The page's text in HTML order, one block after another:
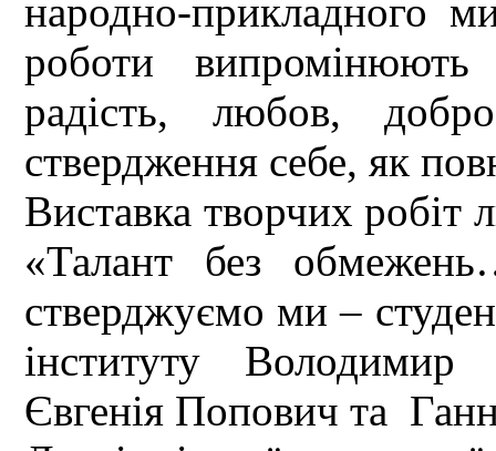
народно-прикладного
роботи
радість, любов,
ствердження себе, як
Виставка творчих
«Талант без
стверджуємо ми –
інституту
Євгенія Попович та